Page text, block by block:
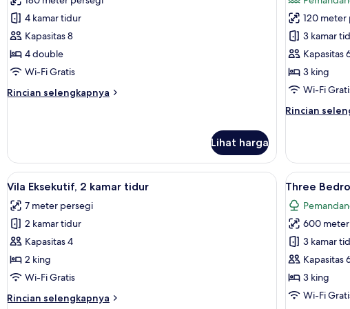
(Wet
Allure)
foto
untuk
Vila
4 kamar tidur
Kapasitas 8
4 double
Wi-Fi Gratis
Rincian selengkapnya
Rincian
Lihat harga
foto
untuk
Three
Bedroom
Villa
Caldera
120 meter
3 kamar
Kapasitas
3 king
Wi-Fi
Rincian
Rincian
Three
Bedroom
Villa
Caldera
View
and Private Pool | Seprai premium, minibar, brankas, dan setrika/meja setrika
Lihat
semua
foto
untuk
Vila
Eksekutif,
2
tidur
Vila Eksekutif, 2 kamar tidur | Pemandangan pantai/
18
Vila Eksekutif, 2 kamar tidur
7 meter persegi
2 kamar tidur
Kapasitas 4
2 king
Wi-Fi Gratis
Rincian selengkapnya
Rincian
Lihat
semua
foto
untuk
Three
Bedroom
Villa
with
12
Three
600
3 kamar
Kapasitas
3 king
Wi-Fi